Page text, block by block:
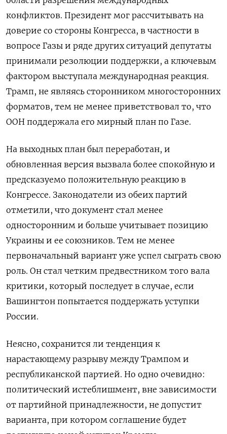
конфликтов. Президент мог рассчитывать на
доверие со стороны Конгресса, в частности в
вопросе Газы и ряде других ситуаций депутаты
принимали резолюции поддержки, а ключевым
фактором выступала международная реакция.
Трамп, не являясь сторонником многосторонних
форматов, тем не менее приветствовал то, что
ООН поддержала его мирный план по Газе.
На выходных план был переработан, и
обновленная версия вызвала более спокойную и
предсказуемо положительную реакцию в
Конгрессе. Законодатели из обеих партий
отметили, что документ стал менее
односторонним и больше учитывает позицию
Украины и ее союзников. Тем не менее
первоначальный вариант уже успел сыграть свою
роль. Он стал четким предвестником того вала
критики, который последует в случае, если
Вашингтон попытается поддержать уступки
России.
Неясно, сохранится ли тенденция к
нарастающему разрыву между Трампом и
республиканской партией. Но одно очевидно:
политический истеблишмент, вне зависимости
от партийной принадлежности, не допустит
варианта, при котором соглашение будет